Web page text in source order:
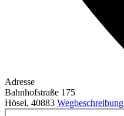
Adresse
Bahnhofstraße 175
Hösel, 40883 Wegbeschreibung